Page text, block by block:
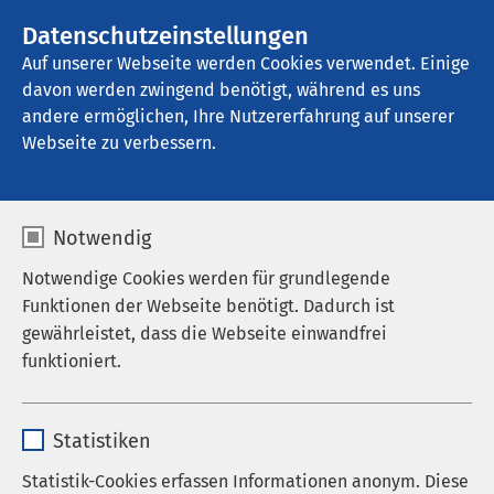
Datenschutzeinstellungen
Auf unserer Webseite werden Cookies verwendet. Einige
davon werden zwingend benötigt, während es uns
andere ermöglichen, Ihre Nutzererfahrung auf unserer
Webseite zu verbessern.
Notwendig
Notwendige Cookies werden für grundlegende
Funktionen der Webseite benötigt. Dadurch ist
gewährleistet, dass die Webseite einwandfrei
funktioniert.
Anbieter sgalinski
Statistiken
Statistik-Cookies erfassen Informationen anonym. Diese
AMEOS Klinikum Hildesheim